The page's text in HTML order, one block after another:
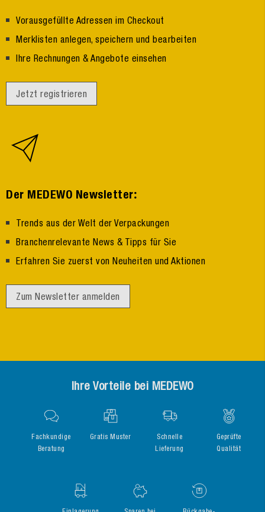
Vorausgefüllte Adressen im Checkout
Merklisten anlegen, speichern und bearbeiten
Ihre Rechnungen & Angebote einsehen
Jetzt registrieren
Der MEDEWO Newsletter:
Trends aus der Welt der Verpackungen
Branchenrelevante News & Tipps für Sie
Erfahren Sie zuerst von Neuheiten und Aktionen
Zum Newsletter anmelden
Ihre Vorteile bei MEDEWO
Fachkundige
Beratung
Gratis Muster
Schnelle
Lieferung
Geprüfte
Qualität